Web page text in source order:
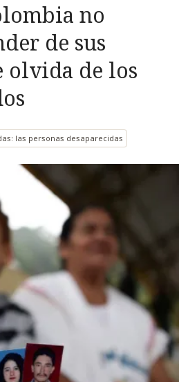
no
de sus
olvida de los
las personas desaparecidas